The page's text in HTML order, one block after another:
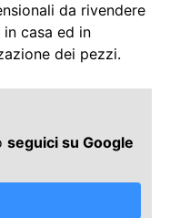
da rivendere
casa ed in
dei pezzi.
seguici su Google